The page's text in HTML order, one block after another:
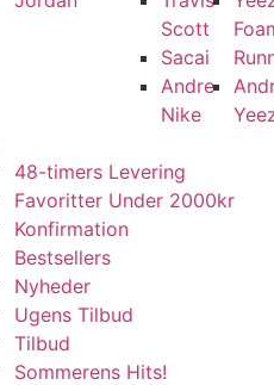
Scott
Sacai
Andre
Nike
48-timers Levering
Favoritter Under 2000kr
Konfirmation
Bestsellers
Nyheder
Ugens Tilbud
Tilbud
Sommerens Hits!